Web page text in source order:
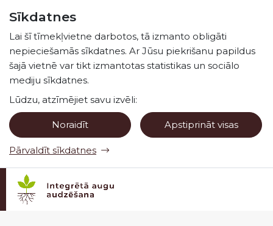
Sīkdatnes
Lai šī tīmekļvietne darbotos, tā izmanto obligāti
nepieciešamās sīkdatnes. Ar Jūsu piekrišanu papildus
šajā vietnē var tikt izmantotas statistikas un sociālo
mediju sīkdatnes.
Lūdzu, atzīmējiet savu izvēli:
Noraidīt Apstiprināt visas
Pārvaldīt sīkdatnes